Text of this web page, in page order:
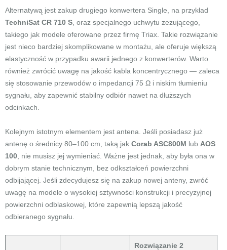
Alternatywą jest zakup drugiego konwertera Single, na przykład
TechniSat CR 710 S , oraz specjalnego uchwytu zezującego,
takiego jak modele oferowane przez firmę Triax. Takie rozwiązanie
jest nieco bardziej skomplikowane w montażu, ale oferuje większą
elastyczność w przypadku awarii jednego z konwerterów. Warto
również zwrócić uwagę na jakość kabla koncentrycznego — zaleca
się stosowanie przewodów o impedancji 75 Ω i niskim tłumieniu
sygnału, aby zapewnić stabilny odbiór nawet na dłuższych
odcinkach.
Kolejnym istotnym elementem jest antena. Jeśli posiadasz już
antenę o średnicy 80–100 cm, taką jak Corab ASC800M lub AOS
100 , nie musisz jej wymieniać. Ważne jest jednak, aby była ona w
dobrym stanie technicznym, bez odkształceń powierzchni
odbijającej. Jeśli zdecydujesz się na zakup nowej anteny, zwróć
uwagę na modele o wysokiej sztywności konstrukcji i precyzyjnej
powierzchni odblaskowej, które zapewnią lepszą jakość
odbieranego sygnału.
Rozwiązanie 2